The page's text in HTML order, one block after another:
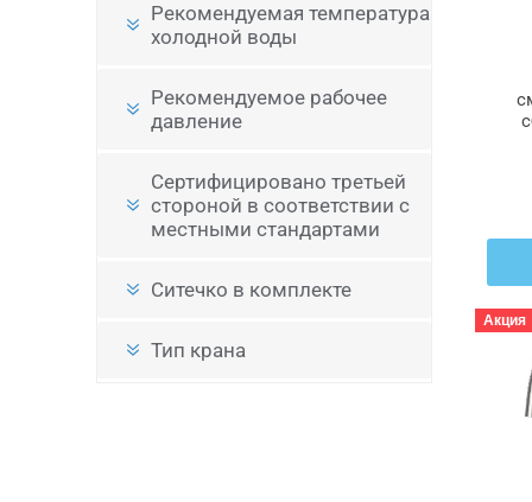
Рекомендуемая температура
холодной воды
Рекомендуемое рабочее
давление
Сертифицировано третьей
стороной в соответствии с
местными стандартами
Ситечко в комплекте
Тип крана
Акция